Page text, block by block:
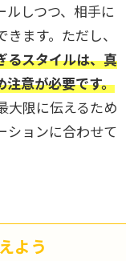
ルしつつ、相手に
ます。ただし、
るスタイルは、真
注意が必要です。
大限に伝えるため
ションに合わせて
よう